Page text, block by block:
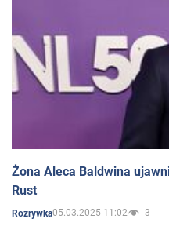
Żona Aleca Baldwina
Rust
Rozrywka05.03.2025 11:02 3